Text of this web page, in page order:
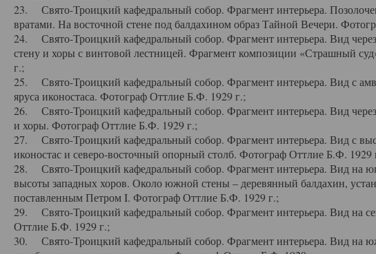
23. Свято-Троицкий кафедральный собор. Фрагмент интерьера.
вратами. На восточной стене под балдахином образ Тайной Вечери.
24. Свято-Троицкий кафедральный собор. Фрагмент интерьера. Вид
стену и хоры с винтовой лестницей. Фрагмент композиции «Страшный
г.;
25. Свято-Троицкий кафедральный собор. Фрагмент интерьера. Вид с
яруса иконостаса. Фотограф Оттлие Б.Ф. 1929 г.;
26. Свято-Троицкий кафедральный собор. Фрагмент интерьера. Вид
и хоры. Фотограф Оттлие Б.Ф. 1929 г.;
27. Свято-Троицкий кафедральный собор. Фрагмент интерьера. Вид с
иконостас и северо-восточный опорный столб. Фотограф Оттлие Б.Ф. 1929
28. Свято-Троицкий кафедральный собор. Фрагмент интерьера. Вид на
высоты западных хоров. Около южной стены – деревянный балдахин,
поставленным Петром I. Фотограф Оттлие Б.Ф. 1929 г.;
29. Свято-Троицкий кафедральный собор. Фрагмент интерьера. Вид на
Оттлие Б.Ф. 1929 г.;
30. Свято-Троицкий кафедральный собор. Фрагмент интерьера. Вид на